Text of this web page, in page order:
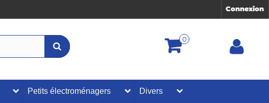
Connexion
0
Petits électroménagers Divers